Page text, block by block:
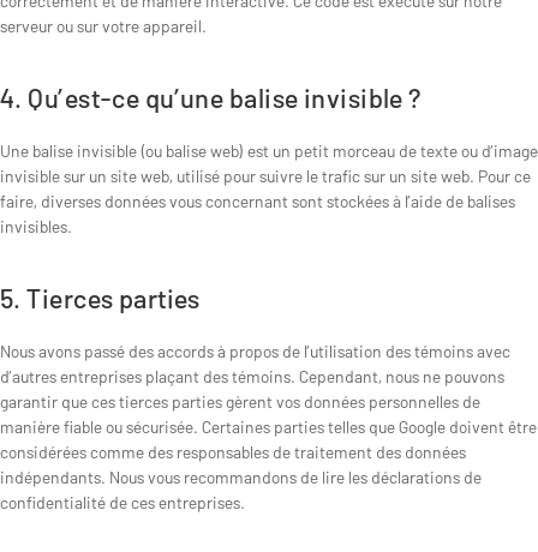
serveur ou sur votre appareil.
4. Qu’est-ce qu’une balise invisible ?
Une balise invisible (ou balise web) est un petit morceau de texte ou d’image
invisible sur un site web, utilisé pour suivre le trafic sur un site web. Pour ce
faire, diverses données vous concernant sont stockées à l’aide de balises
invisibles.
5. Tierces parties
Nous avons passé des accords à propos de l’utilisation des témoins avec
d’autres entreprises plaçant des témoins. Cependant, nous ne pouvons
garantir que ces tierces parties gèrent vos données personnelles de
manière fiable ou sécurisée. Certaines parties telles que Google doivent être
considérées comme des responsables de traitement des données
indépendants. Nous vous recommandons de lire les déclarations de
confidentialité de ces entreprises.